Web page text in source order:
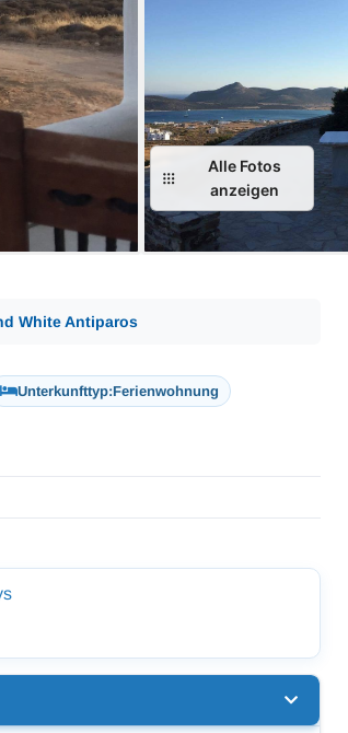
Alle Fotos
anzeigen
White Antiparos
Unterkunfttyp:Ferienwohnung